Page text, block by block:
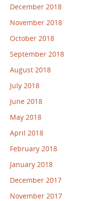
December 2018
November 2018
October 2018
September 2018
August 2018
July 2018
June 2018
May 2018
April 2018
February 2018
January 2018
December 2017
November 2017